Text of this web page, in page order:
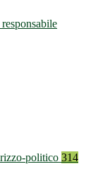
politico 314